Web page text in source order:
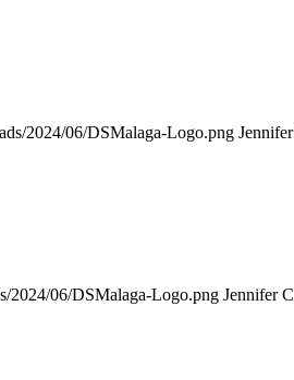
2024/06/DSMalaga-Logo.png
2024/06/DSMalaga-Logo.png Jennifer